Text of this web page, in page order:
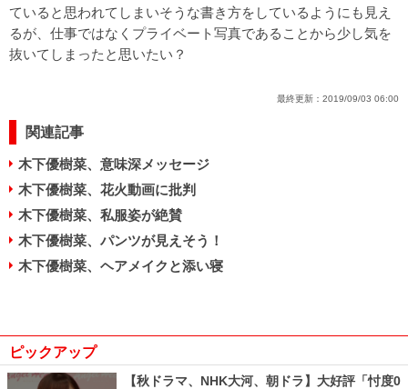
ていると思われてしまいそうな書き方をしているようにも見え
るが、仕事ではなくプライベート写真であることから少し気を
抜いてしまったと思いたい？
最終更新： 2019/09/03 06:00
関連記事
木下優樹菜、意味深メッセージ
木下優樹菜、花火動画に批判
木下優樹菜、私服姿が絶賛
木下優樹菜、パンツが見えそう！
木下優樹菜、ヘアメイクと添い寝
ピックアップ
【秋ドラマ、NHK大河、朝ドラ】大好評「忖度0